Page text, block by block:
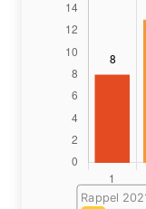
Rappel